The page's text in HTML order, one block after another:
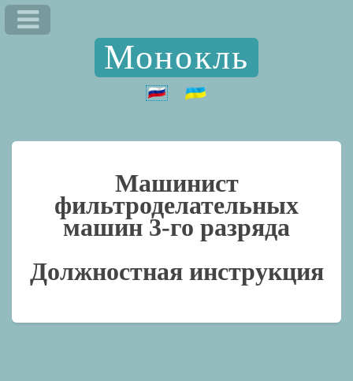
Монокль
Машинист
фильтроделательных
машин 3-го разряда
Должностная инструкция